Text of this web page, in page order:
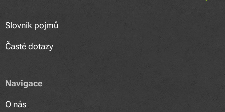
Slovník pojmů
Časté dotazy
Navigace
O nás